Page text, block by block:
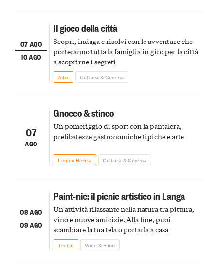
07 AGO
10 AGO
Il gioco della città
Scopri, indaga e risolvi con le avventure che
porteranno tutta la famiglia in giro per la città
a scoprirne i segreti
Alba Cultura & Cinema
07
AGO
Gnocco & stinco
Un pomeriggio di sport con la pantalera,
prelibatezze gastronomiche tipiche e arte
Lequio Berria Cultura & Cinema
08 AGO
09 AGO
Paint-nic: il picnic artistico in Langa
Un'attività rilassante nella natura tra pittura,
vino e nuove amicizie. Alla fine, puoi
scambiare la tua tela o portarla a casa
Treiso Wine & Food